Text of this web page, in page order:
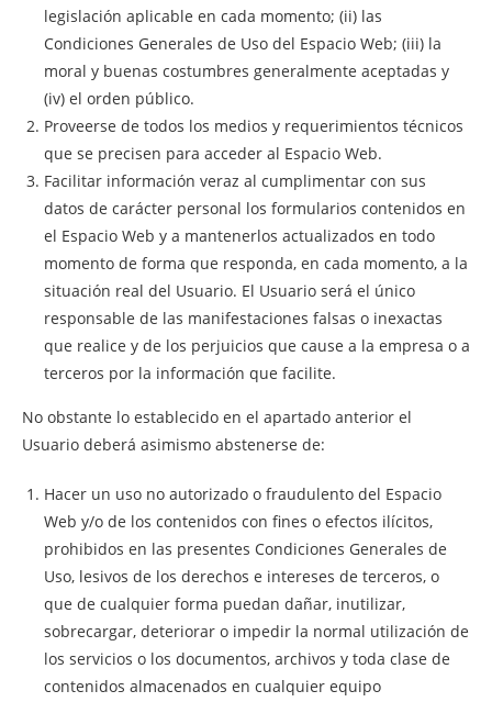
legislación aplicable en cada momento; (ii) las
Condiciones Generales de Uso del Espacio Web; (iii) la
moral y buenas costumbres generalmente aceptadas y
(iv) el orden público.
Proveerse de todos los medios y requerimientos técnicos
que se precisen para acceder al Espacio Web.
Facilitar información veraz al cumplimentar con sus
datos de carácter personal los formularios contenidos en
el Espacio Web y a mantenerlos actualizados en todo
momento de forma que responda, en cada momento, a la
situación real del Usuario. El Usuario será el único
responsable de las manifestaciones falsas o inexactas
que realice y de los perjuicios que cause a la empresa o a
terceros por la información que facilite.
No obstante lo establecido en el apartado anterior el
Usuario deberá asimismo abstenerse de:
Hacer un uso no autorizado o fraudulento del Espacio
Web y/o de los contenidos con fines o efectos ilícitos,
prohibidos en las presentes Condiciones Generales de
Uso, lesivos de los derechos e intereses de terceros, o
que de cualquier forma puedan dañar, inutilizar,
sobrecargar, deteriorar o impedir la normal utilización de
los servicios o los documentos, archivos y toda clase de
contenidos almacenados en cualquier equipo